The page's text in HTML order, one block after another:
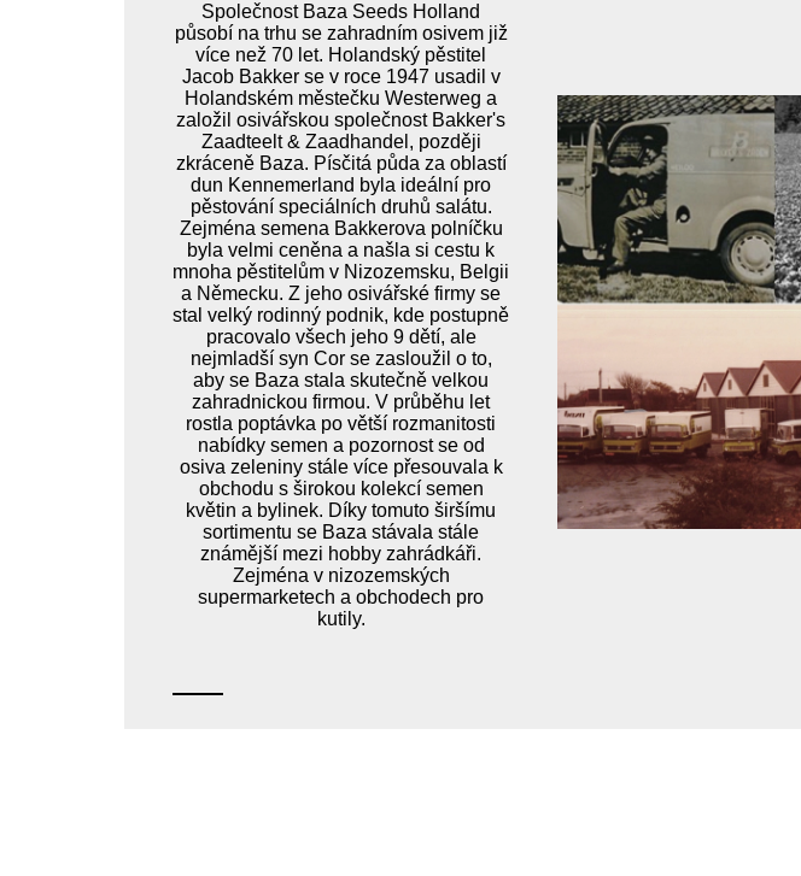
Společnost Baza Seeds Holland
působí na trhu se zahradním osivem již
více než 70 let. Holandský pěstitel
Jacob Bakker se v roce 1947 usadil v
Holandském městečku Westerweg a
založil osivářskou společnost Bakker's
Zaadteelt & Zaadhandel, později
zkráceně Baza. Písčitá půda za oblastí
dun Kennemerland byla ideální pro
pěstování speciálních druhů salátu.
Zejména semena Bakkerova polníčku
byla velmi ceněna a našla si cestu k
mnoha pěstitelům v Nizozemsku, Belgii
a Německu. Z jeho osivářské firmy se
stal velký rodinný podnik, kde postupně
pracovalo všech jeho 9 dětí, ale
nejmladší syn Cor se zasloužil o to,
aby se Baza stala skutečně velkou
zahradnickou firmou. V průběhu let
rostla poptávka po větší rozmanitosti
nabídky semen a pozornost se od
osiva zeleniny stále více přesouvala k
obchodu s širokou kolekcí semen
květin a bylinek. Díky tomuto širšímu
sortimentu se Baza stávala stále
známější mezi hobby zahrádkáři.
Zejména v nizozemských
supermarketech a obchodech pro
kutily.